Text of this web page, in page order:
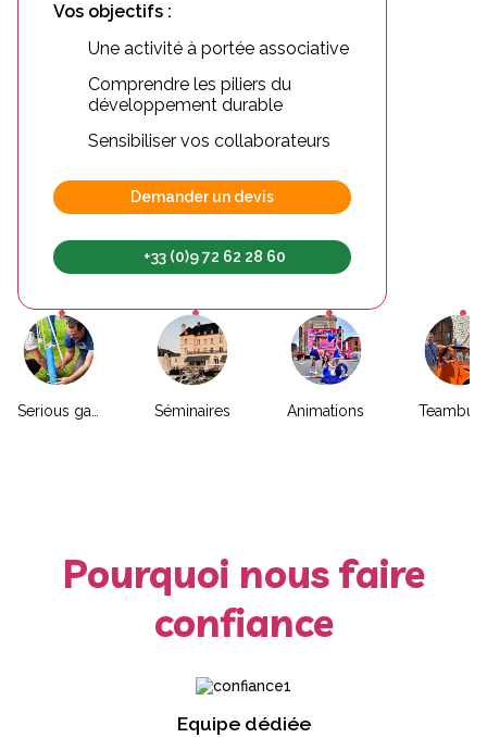
Vos objectifs :
Une activité à portée associative
Comprendre les piliers du
développement durable
Sensibiliser vos collaborateurs
Demander un devis
+33 (0)9 72 62 28 60
Séminaires Animations
Pourquoi nous faire
confiance
Equipe dédiée